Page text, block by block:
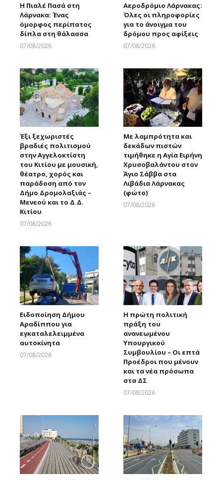
Η Πιαλέ Πασά στη
Λάρνακα: Ένας
όμορφος περίπατος
δίπλα στη θάλασσα
07/08/2026
Αεροδρόμιο Λάρνακας:
Όλες οι πληροφορίες
για το άνοιγμα του
δρόμου προς αφίξεις
07/08/2026
Έξι ξεχωριστές
βραδιές πολιτισμού
στην Αγγελοκτίστη
του Κιτίου με μουσική,
θέατρο, χορός και
παράδοση από τον
Δήμο Δρομολαξιάς –
Μενεού και το Δ.Δ.
Κιτίου
07/08/2026
Με λαμπρότητα και
δεκάδων πιστών
τιμήθηκε η Αγία Ειρήνη
Χρυσοβαλάντου στον
Άγιο Σάββα στα
Λιβάδια Λάρνακας
(φώτο)
07/08/2026
Ειδοποίηση Δήμου
Αραδίππου για
εγκαταλελειμμένα
αυτοκίνητα
07/08/2026
Η πρώτη πολιτική
πράξη του
ανανεωμένου
Υπουργικού
Συμβουλίου – Οι επτά
Προέδροι που μένουν
και τα νέα πρόσωπα
στα ΔΣ
07/08/2026